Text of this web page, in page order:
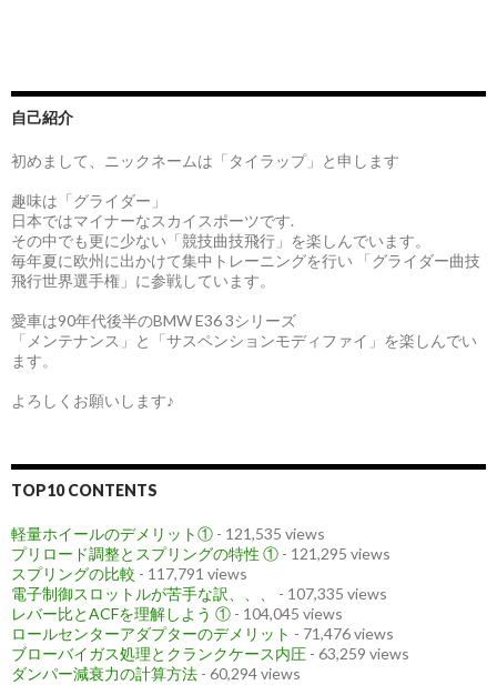
自己紹介
初めまして、ニックネームは「タイラップ」と申します
趣味は「グライダー」
日本ではマイナーなスカイスポーツです.
その中でも更に少ない「競技曲技飛行」を楽しんでいます。
毎年夏に欧州に出かけて集中トレーニングを行い 「グライダー曲技
飛行世界選手権」に参戦しています。
愛車は90年代後半のBMW E36 3シリーズ
「メンテナンス」と「サスペンションモディファイ」を楽しんでい
ます。
よろしくお願いします♪
TOP10 CONTENTS
軽量ホイールのデメリット① - 121,535 views
プリロード調整とスプリングの特性 ① - 121,295 views
スプリングの比較 - 117,791 views
電子制御スロットルが苦手な訳、、、
- 107,335 views
レバー比とACFを理解しよう ① - 104,045 views
ロールセンターアダプターのデメリット - 71,476 views
ブローバイガス処理とクランクケース内圧 - 63,259 views
ダンパー減衰力の計算方法 - 60,294 views